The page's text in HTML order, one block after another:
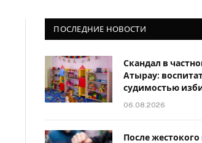
ПОСЛЕДНИЕ НОВОСТИ
Скандал в
Атырау:
судимостью
06.08.2026
После